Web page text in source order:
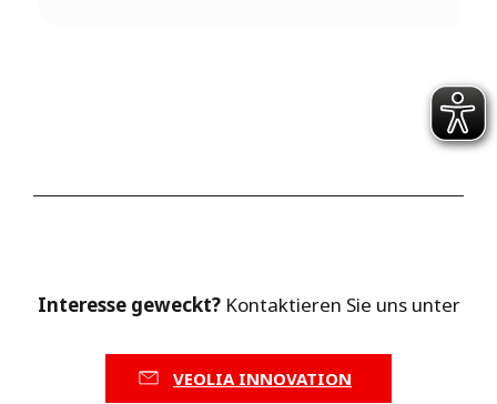
Interesse geweckt?Kontaktieren Sie uns unter
VEOLIA INNOVATION